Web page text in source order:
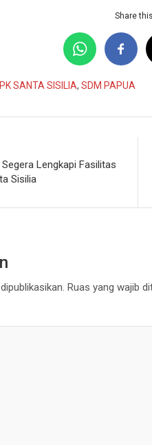
Share
SANTA SISILIA, SDM PAPUA
Lengkapi Fasilitas
Sisilia
Ruas yang wajib